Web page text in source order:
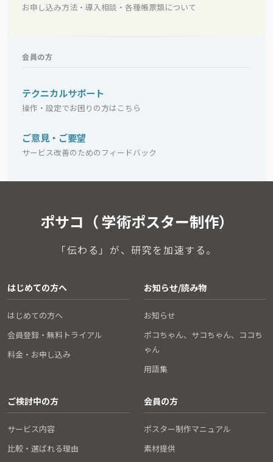
お申し込み方法・導入相談・各種帳票類について
会員の方
テクニカルサポート
操作・設定でお困りの方はこちら
ご意見・ご要望
サービス改善のためのフィードバック
ポサコ（ 学術ポスター制作）
「伝わる」が、研究を加速する。
はじめての方へ
はじめての方へ
会員登録・無料トライアル
料金・お申し込み
お知らせ/読み物
お知らせ
ポコちゃん、サコちゃん、ココち
ゃん
用語集
ご検討中の方
サービス内容
比較・選ばれる理由
会員の方
ポスター制作マニュアル
素材提供